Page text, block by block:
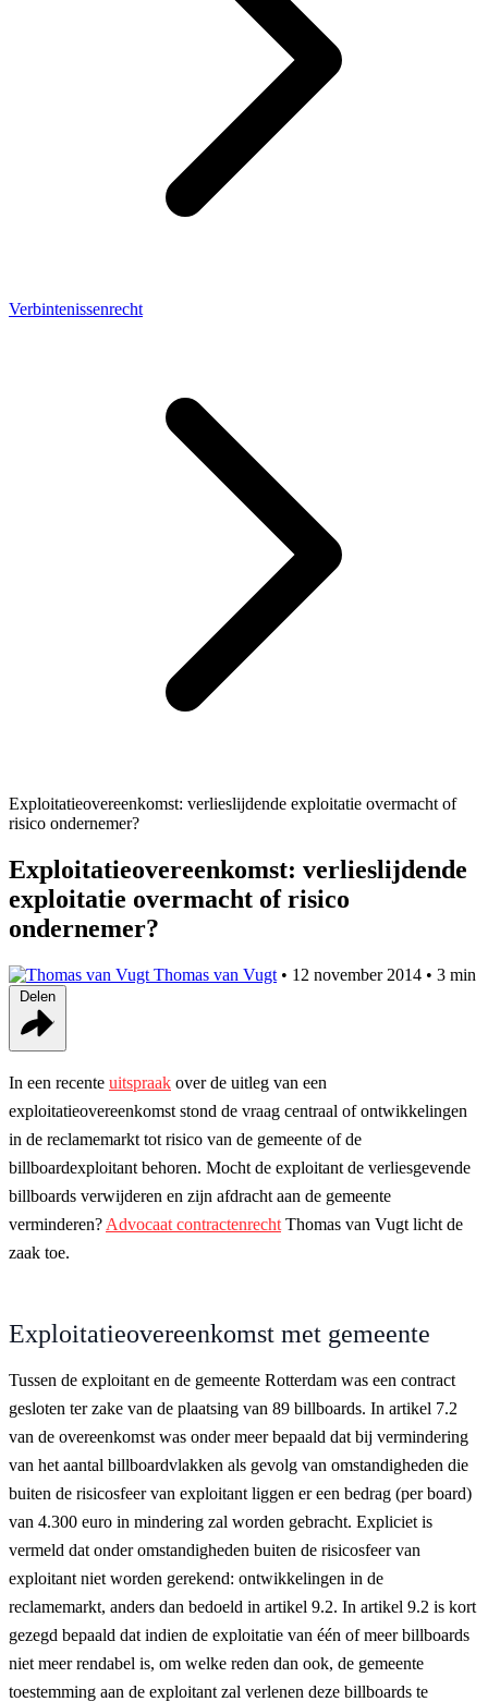
Verbintenissenrecht
Exploitatieovereenkomst: verlieslijdende exploitatie overmacht of
risico ondernemer?
Exploitatieovereenkomst: verlieslijdende
exploitatie overmacht of risico
ondernemer?
Thomas van Vugt • 12 november 2014 • 3 min
In een recente uitspraak over de uitleg van een
exploitatieovereenkomst stond de vraag centraal of ontwikkelingen
in de reclamemarkt tot risico van de gemeente of de
billboardexploitant behoren. Mocht de exploitant de verliesgevende
billboards verwijderen en zijn afdracht aan de gemeente
verminderen? Advocaat contractenrecht Thomas van Vugt licht de
zaak toe.
Exploitatieovereenkomst met gemeente
Tussen de exploitant en de gemeente Rotterdam was een contract
gesloten ter zake van de plaatsing van 89 billboards. In artikel 7.2
van de overeenkomst was onder meer bepaald dat bij vermindering
van het aantal billboardvlakken als gevolg van omstandigheden die
buiten de risicosfeer van exploitant liggen er een bedrag (per board)
van 4.300 euro in mindering zal worden gebracht. Expliciet is
vermeld dat onder omstandigheden buiten de risicosfeer van
exploitant niet worden gerekend: ontwikkelingen in de
reclamemarkt, anders dan bedoeld in artikel 9.2. In artikel 9.2 is kort
gezegd bepaald dat indien de exploitatie van één of meer billboards
niet meer rendabel is, om welke reden dan ook, de gemeente
toestemming aan de exploitant zal verlenen deze billboards te